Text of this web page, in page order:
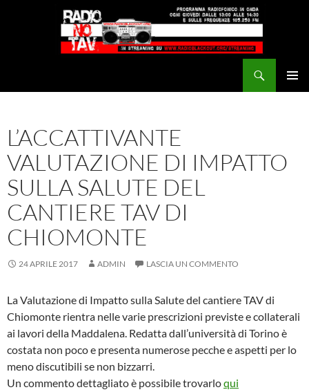
L’ACCATTIVANTE
VALUTAZIONE DI IMPATTO
SULLA SALUTE DEL
CANTIERE TAV DI
CHIOMONTE
24 APRILE 2017 ADMIN LASCIA UN COMMENTO
La Valutazione di Impatto sulla Salute del cantiere TAV di
Chiomonte rientra nelle varie prescrizioni previste e collaterali
ai lavori della Maddalena. Redatta dall’università di Torino è
costata non poco e presenta numerose pecche e aspetti per lo
meno discutibili se non bizzarri.
Un commento dettagliato è possibile trovarloqui